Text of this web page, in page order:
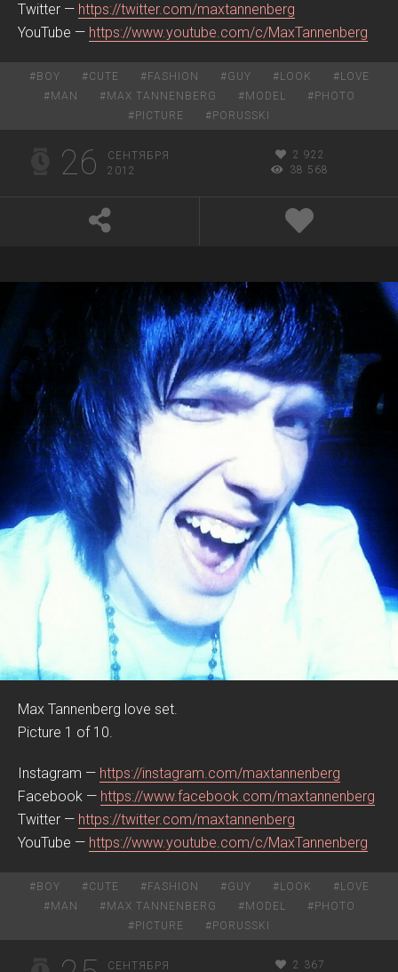
Twitter — https://twitter.com/maxtannenberg
YouTube — https://www.youtube.com/c/MaxTannenberg
# BOY #CUTE # FASHION #GUY # LOOK # LOVE
# MAN # MAX TANNENBERG # MODEL # PHOTO
# PICTURE # PORUSSKI
26
СЕНТЯБРЯ
2012
2 922
38 568
Max Tannenberg love set.
Picture 1 of 10.
Instagram — https://instagram.com/maxtannenberg
Facebook — https://www.facebook.com/maxtannenberg
Twitter — https://twitter.com/maxtannenberg
YouTube — https://www.youtube.com/c/MaxTannenberg
# BOY #CUTE # FASHION #GUY # LOOK # LOVE
# MAN # MAX TANNENBERG # MODEL # PHOTO
# PICTURE # PORUSSKI
СЕНТЯБРЯ 2 367